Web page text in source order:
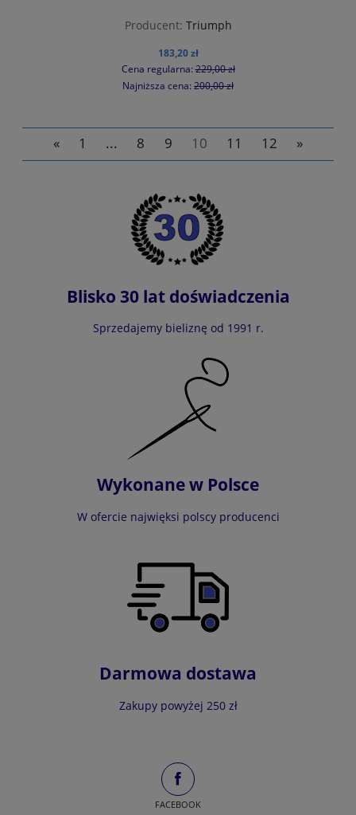
Producent: Triumph
183,20 zł
Cena regularna:229,00 zł
Najniższa cena: 200,00 zł
« 1 ... 8 9 10 11 12 »
Blisko 30 lat doświadczenia
Sprzedajemy bieliznę od 1991 r.
Wykonane w Polsce
W ofercie najwięksi polscy producenci
Darmowa dostawa
Zakupy powyżej 250 zł
FACEBOOK